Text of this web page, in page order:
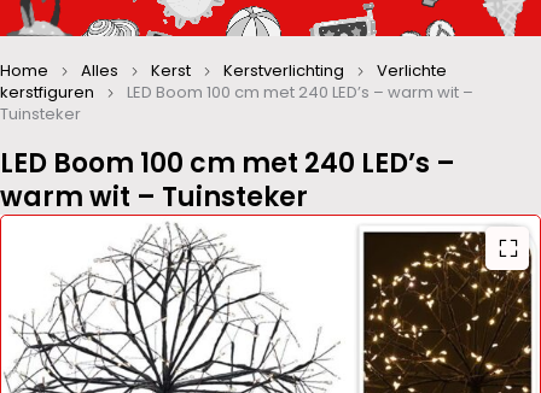
LED Boom 100 cm met 240 LED’s –
warm wit – Tuinsteker
Home Alles Kerst Kerstverlichting
Verlichte
kerstfiguren
LED Boom 100 cm met 240 LED’s – warm wit –
Tuinsteker